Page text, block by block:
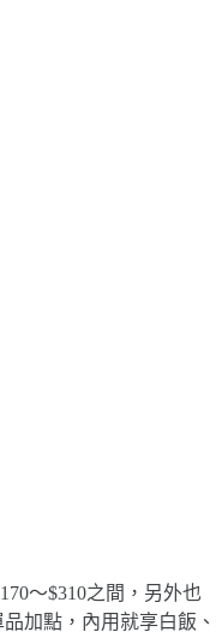
～$310之間，另外也
加點，內用就享白飯、